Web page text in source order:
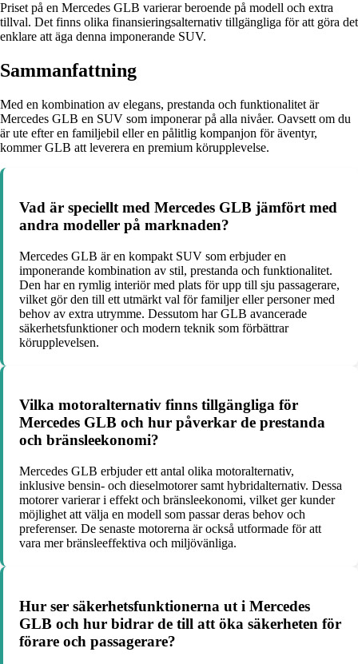
Priset på en Mercedes GLB varierar beroende på modell och extra
tillval. Det finns olika finansieringsalternativ tillgängliga för att göra det
enklare att äga denna imponerande SUV.
Sammanfattning
Med en kombination av elegans, prestanda och funktionalitet är
Mercedes GLB en SUV som imponerar på alla nivåer. Oavsett om du
är ute efter en familjebil eller en pålitlig kompanjon för äventyr,
kommer GLB att leverera en premium körupplevelse.
Vad är speciellt med Mercedes GLB jämfört med
andra modeller på marknaden?
Mercedes GLB är en kompakt SUV som erbjuder en
imponerande kombination av stil, prestanda och funktionalitet.
Den har en rymlig interiör med plats för upp till sju passagerare,
vilket gör den till ett utmärkt val för familjer eller personer med
behov av extra utrymme. Dessutom har GLB avancerade
säkerhetsfunktioner och modern teknik som förbättrar
körupplevelsen.
Vilka motoralternativ finns tillgängliga för
Mercedes GLB och hur påverkar de prestanda
och bränsleekonomi?
Mercedes GLB erbjuder ett antal olika motoralternativ,
inklusive bensin- och dieselmotorer samt hybridalternativ. Dessa
motorer varierar i effekt och bränsleekonomi, vilket ger kunder
möjlighet att välja en modell som passar deras behov och
preferenser. De senaste motorerna är också utformade för att
vara mer bränsleeffektiva och miljövänliga.
Hur ser säkerhetsfunktionerna ut i Mercedes
GLB och hur bidrar de till att öka säkerheten för
förare och passagerare?